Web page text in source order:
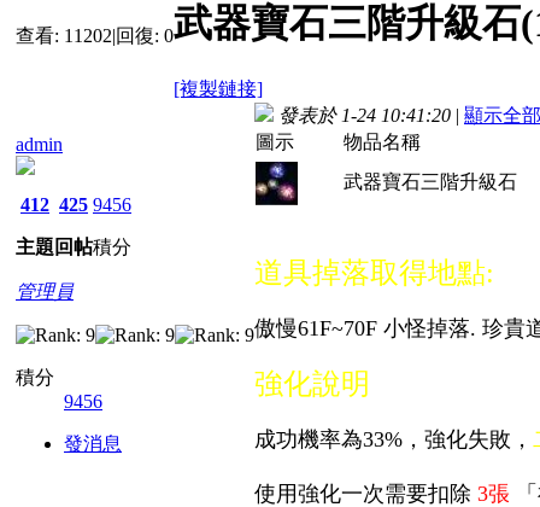
查看: 11202|回復: 0武器寶石三階升級石
[複製鏈接]
admin
412
主題
425
回帖
9456
積分
管理員
積分
9456
發消息
發表於 1-24 10:41:20 | 顯示全
圖示
物品名稱
武器寶石三階升級石
道具掉落取得地點:
傲慢61F~70F 小怪掉落. 珍貴
強化說明
成功機率為33%，強化失敗，
使用強化一次需要扣除 3張